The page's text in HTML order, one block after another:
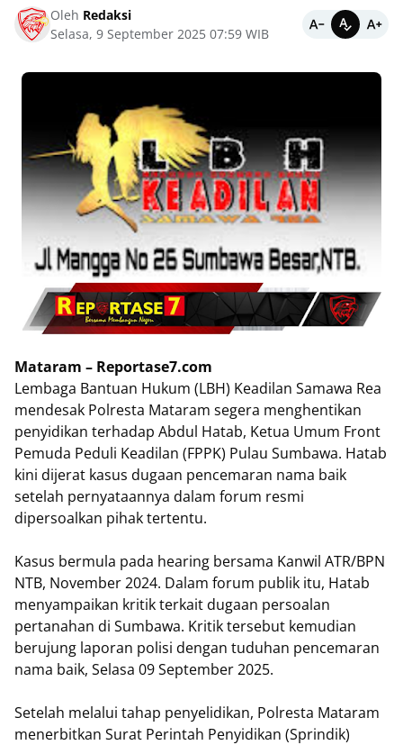
Oleh Redaksi
Selasa, 9 September 2025 07:59 WIB
Mataram – Reportase7.com
Lembaga Bantuan Hukum (LBH) Keadilan Samawa Rea
mendesak Polresta Mataram segera menghentikan
penyidikan terhadap Abdul Hatab, Ketua Umum Front
Pemuda Peduli Keadilan (FPPK) Pulau Sumbawa. Hatab
kini dijerat kasus dugaan pencemaran nama baik
setelah pernyataannya dalam forum resmi
dipersoalkan pihak tertentu.
Kasus bermula pada hearing bersama Kanwil ATR/BPN
NTB, November 2024. Dalam forum publik itu, Hatab
menyampaikan kritik terkait dugaan persoalan
pertanahan di Sumbawa. Kritik tersebut kemudian
berujung laporan polisi dengan tuduhan pencemaran
nama baik, Selasa 09 September 2025.
Setelah melalui tahap penyelidikan, Polresta Mataram
menerbitkan Surat Perintah Penyidikan (Sprindik)